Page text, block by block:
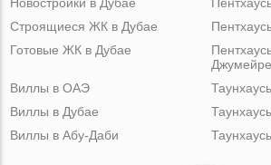
Новостройки в Дубае
Строящиеся ЖК в Дубае
Готовые ЖК в Дубае
Джумейре
Виллы в ОАЭ
Виллы в Дубае
Виллы в Абу-Даби